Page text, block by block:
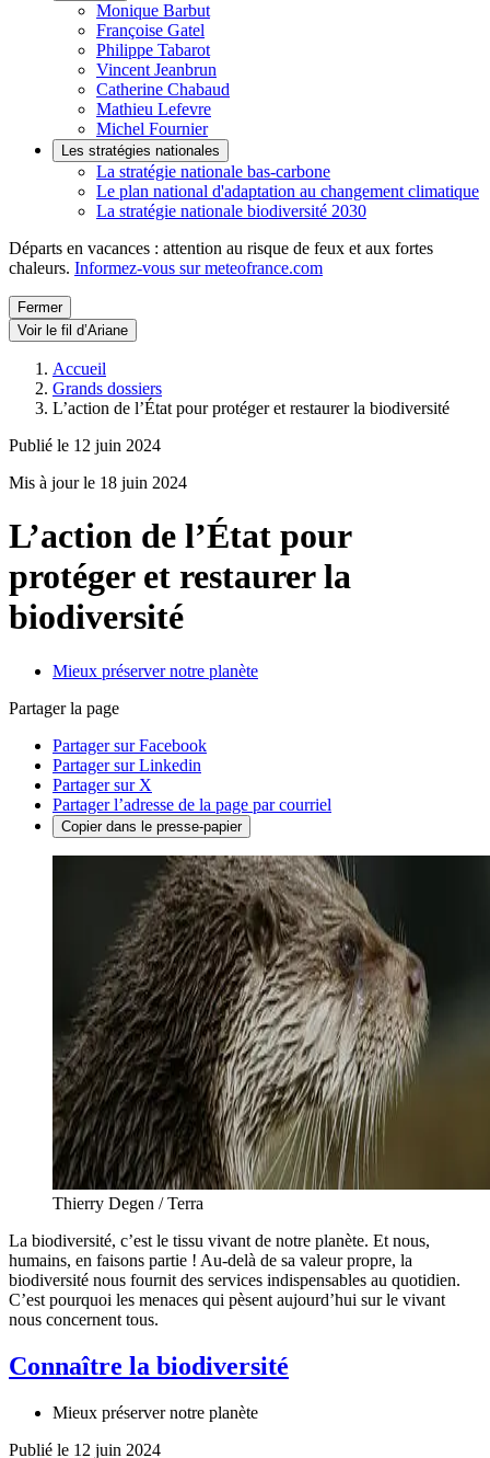
Monique Barbut
Françoise Gatel
Philippe Tabarot
Vincent Jeanbrun
Catherine Chabaud
Mathieu Lefevre
Michel Fournier
Les stratégies nationales
La stratégie nationale bas-carbone
Le plan national d'adaptation au changement climatique
La stratégie nationale biodiversité 2030
Départs en vacances : attention au risque de feux et aux fortes
chaleurs. Informez-vous sur meteofrance.com
Fermer
Voir le fil d’Ariane
Accueil
Grands dossiers
L’action de l’État pour protéger et restaurer la biodiversité
Publié le 12 juin 2024
Mis à jour le 18 juin 2024
L’action de l’État pour
protéger et restaurer la
biodiversité
Mieux préserver notre planète
Partager la page
Partager sur Facebook
Partager sur Linkedin
Partager sur X
Partager l’adresse de la page par courriel
Copier dans le presse-papier
Thierry Degen / Terra
La biodiversité, c’est le tissu vivant de notre planète. Et nous,
humains, en faisons partie ! Au-delà de sa valeur propre, la
biodiversité nous fournit des services indispensables au quotidien.
C’est pourquoi les menaces qui pèsent aujourd’hui sur le vivant
nous concernent tous.
Connaître la biodiversité
Mieux préserver notre planète
Publié le 12 juin 2024